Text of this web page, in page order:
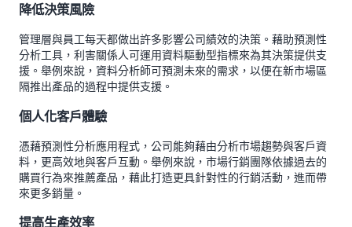
降低決策風險
管理層與員工每天都做出許多影響公司績效的決策。藉助預測性
分析工具，利害關係人可運用資料驅動型指標來為其決策提供支
援。舉例來說，資料分析師可預測未來的需求，以便在新市場區
隔推出產品的過程中提供支援。
個人化客戶體驗
憑藉預測性分析應用程式，公司能夠藉由分析市場趨勢與客戶資
料，更高效地與客戶互動。舉例來說，市場行銷團隊依據過去的
購買行為來推薦產品，藉此打造更具針對性的行銷活動，進而帶
來更多銷量。
提高生產效率